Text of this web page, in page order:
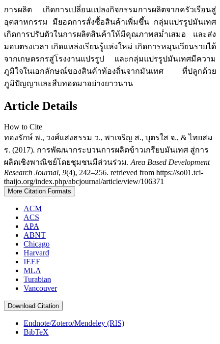
การผลิต เกิดการเปลี่ยนแปลงกิจกรรมการผลิตจากครัวเรือนสู่
อุตสาหกรรม มียอดการสั่งซื้อสินค้าเพิ่มขึ้น กลุ่มแปรรูปมันเทศ
เกิดการปรับตัวในการผลิตสินค้าให้มีคุณภาพสม่ำเสมอ และส่ง
มอบตรงเวลา เกิดแหล่งเรียนรู้แห่งใหม่ เกิดการหมุนเวียนรายได้
จากเกษตรกรสู่โรงงานแปรรูป และกลุ่มแปรรูปมันเทศมีความ
ภูมิใจในเอกลักษณ์ของสินค้าท้องถิ่นจากมันเทศ ที่ปลูกด้วย
ภูมิปัญญาและสืบทอดมาอย่างยาวนาน
Article Details
How to Cite
ทองรักษ์ พ., วงศ์แสงธรรม ว., พาเจริญ ส., บุตรใส จ., & ไทยสม
ร. (2017). การพัฒนากระบวนการผลิตข้าวเกรียบมันเทศ สู่การ
ผลิตเชิงพาณิชย์โดยชุมชนมีส่วนร่วม. Area Based Development
Research Journal, 9(4), 242–256. retrieved from https://so01.tci-
thaijo.org/index.php/abcjournal/article/view/106371
More Citation Formats
ACM
ACS
APA
ABNT
Chicago
Harvard
IEEE
MLA
Turabian
Vancouver
Download Citation
Endnote/Zotero/Mendeley (RIS)
BibTeX